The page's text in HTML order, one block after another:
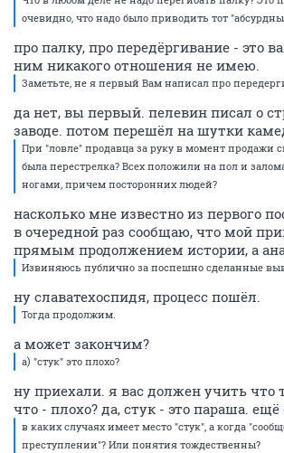
очевидно, что надо было приводить тот
про палку, про передёргивание - это
ним никакого отношения не имею.
Заметьте, не я первый Вам написал про
да нет, вы первый. пелевин писал о
заводе. потом перешёл на шутки
При "ловле" продавца за руку в момент продажи
была перестрелка? Всех положили на пол и
ногами, причем посторонних людей?
насколько мне известно из первого
в очередной раз сообщаю, что мой
прямым продолжением истории, а
Извиняюсь публично за поспешно сделанные
ну славатехоспидя, процесс пошёл.
Тогда продолжим.
а может закончим?
а) "стук" это плохо?
ну приехали. я вас должен учить что
что - плохо? да, стук - это параша.
в каких случаях имеет место "стук", а когда
преступлении"? Или понятия тождественны?